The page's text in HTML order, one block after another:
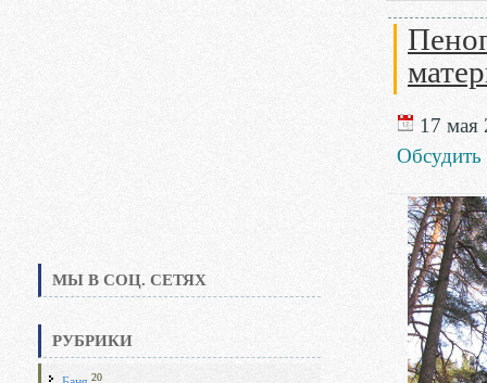
МЫ В СОЦ. СЕТЯХ
РУБРИКИ
20
17 мая
Обсудить